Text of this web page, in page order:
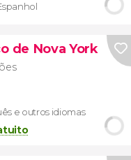
de Nova York
e outros idiomas